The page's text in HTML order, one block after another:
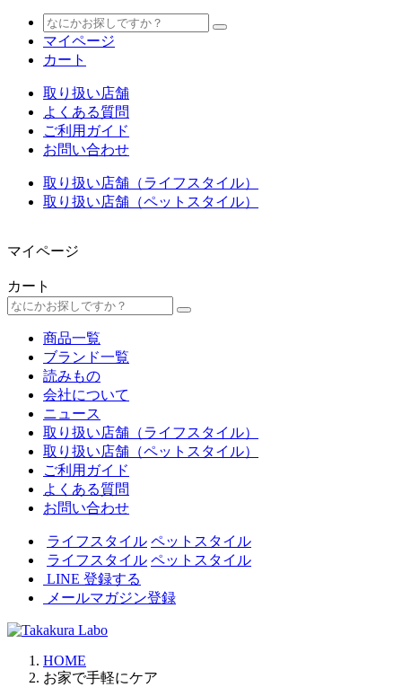
マイページ
カート
取り扱い店舗
よくある質問
ご利用ガイド
お問い合わせ
取り扱い店舗（ライフスタイル）
取り扱い店舗（ペットスタイル）
マイページ
カート
商品一覧
ブランド一覧
読みもの
会社について
ニュース
取り扱い店舗（ライフスタイル）
取り扱い店舗（ペットスタイル）
ご利用ガイド
よくある質問
お問い合わせ
ライフスタイル ペットスタイル
ライフスタイル ペットスタイル
LINE 登録する
メールマガジン登録
HOME
お家で手軽にケア